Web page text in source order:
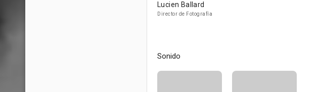
Lucien Ballard
Director de Fotografía
Sonido